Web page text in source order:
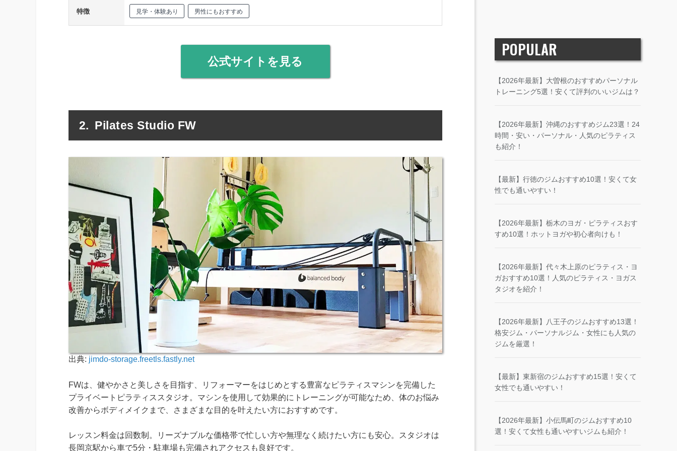
特徴 見学・体験あり 男性にもおすすめ
公式サイトを見る
Pilates Studio FW
出典: jimdo-storage.freetls.fastly.net
FWは、健やかさと美しさを目指す、リフォーマーをはじめとする豊富なピラティスマシンを完備した
プライベートピラティススタジオ。マシンを使用して効果的にトレーニングが可能なため、体のお悩み
改善からボディメイクまで、さまざまな目的を叶えたい方におすすめです。
レッスン料金は回数制。リーズナブルな価格帯で忙しい方や無理なく続けたい方にも安心。スタジオは
長岡京駅から車で5分・駐車場も完備されアクセスも良好です。
POPULAR
【2026年最新】大曽根のおすすめパーソナル
トレーニング5選！安くて評判のいいジムは？
【2026年最新】沖縄のおすすめジム23選！24
時間・安い・パーソナル・人気のピラティス
も紹介！
【最新】行徳のジムおすすめ10選！安くて女
性でも通いやすい！
【2026年最新】栃木のヨガ・ピラティスおす
すめ10選！ホットヨガや初心者向けも！
【2026年最新】代々木上原のピラティス・ヨ
ガおすすめ10選！人気のピラティス・ヨガス
タジオを紹介！
【2026年最新】八王子のジムおすすめ13選！
格安ジム・パーソナルジム・女性にも人気の
ジムを厳選！
【最新】東新宿のジムおすすめ15選！安くて
女性でも通いやすい！
【2026年最新】小伝馬町のジムおすすめ10
選！安くて女性も通いやすいジムも紹介！